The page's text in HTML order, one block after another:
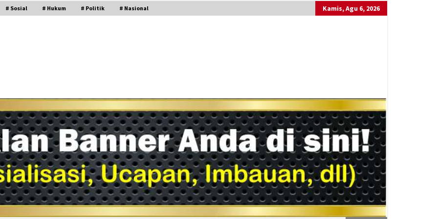
# Sosial # Hukum # Politik # Nasional Kamis, Agu 6, 2026